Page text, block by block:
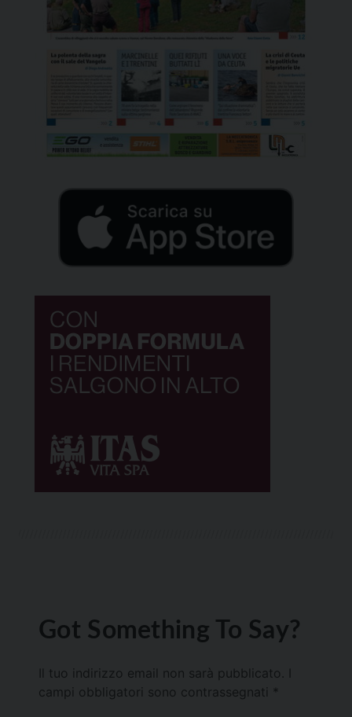
Got Something To Say?
Il tuo indirizzo email non sarà pubblicato.
campi obbligatori sono contrassegnati *